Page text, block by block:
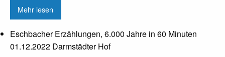
Mehr lesen
Eschbacher Erzählungen, 6.000 Jahre in 60 Minuten
01.12.2022 Darmstädter Hof